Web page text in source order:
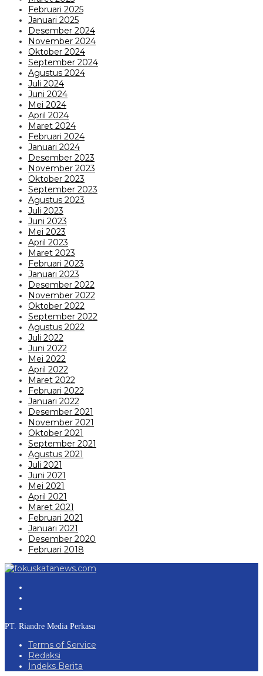
Februari 2025
Januari 2025
Desember 2024
November 2024
Oktober 2024
September 2024
Agustus 2024
Juli 2024
Juni 2024
Mei 2024
April 2024
Maret 2024
Februari 2024
Januari 2024
Desember 2023
November 2023
Oktober 2023
September 2023
Agustus 2023
Juli 2023
Juni 2023
Mei 2023
April 2023
Maret 2023
Februari 2023
Januari 2023
Desember 2022
November 2022
Oktober 2022
September 2022
Agustus 2022
Juli 2022
Juni 2022
Mei 2022
April 2022
Maret 2022
Februari 2022
Januari 2022
Desember 2021
November 2021
Oktober 2021
September 2021
Agustus 2021
Juli 2021
Juni 2021
Mei 2021
April 2021
Maret 2021
Februari 2021
Januari 2021
Desember 2020
Februari 2018
PT. Riandre Media Perkasa
Terms of Service
Redaksi
Indeks Berita